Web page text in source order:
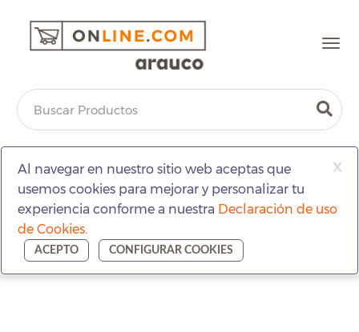
x
Al navegar en nuestro sitio web aceptas que
usemos cookies para mejorar y personalizar tu
experiencia conforme a nuestra Declaración de uso
de Cookies.
ACEPTO CONFIGURAR COOKIES